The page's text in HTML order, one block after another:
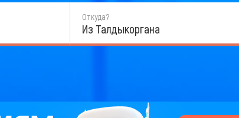
Откуда?
Из Талдыкоргана